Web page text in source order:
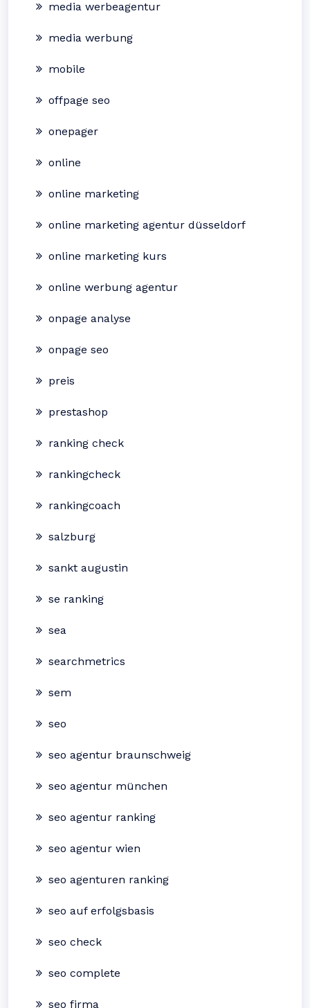
media werbeagentur
media werbung
mobile
offpage seo
onepager
online
online marketing
online marketing agentur düsseldorf
online marketing kurs
online werbung agentur
onpage analyse
onpage seo
preis
prestashop
ranking check
rankingcheck
rankingcoach
salzburg
sankt augustin
se ranking
sea
searchmetrics
sem
seo
seo agentur braunschweig
seo agentur münchen
seo agentur ranking
seo agentur wien
seo agenturen ranking
seo auf erfolgsbasis
seo check
seo complete
seo firma